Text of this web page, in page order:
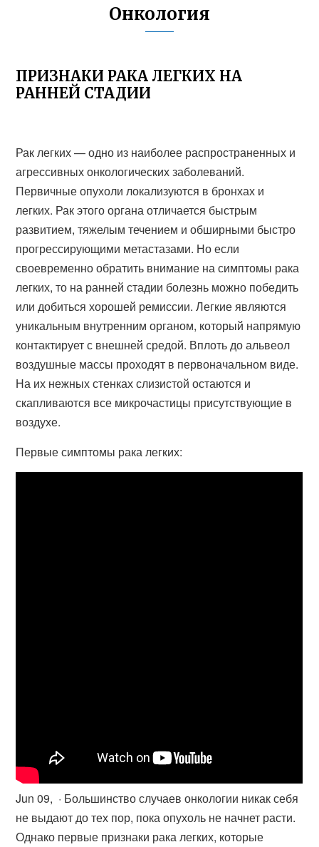
Онкология
ПРИЗНАКИ РАКА ЛЕГКИХ НА
РАННЕЙ СТАДИИ
Рак легких — одно из наиболее распространенных и
агрессивных онкологических заболеваний.
Первичные опухоли локализуются в бронхах и
легких. Рак этого органа отличается быстрым
развитием, тяжелым течением и обширными быстро
прогрессирующими метастазами. Но если
своевременно обратить внимание на симптомы рака
легких, то на ранней стадии болезнь можно победить
или добиться хорошей ремиссии. Легкие являются
уникальным внутренним органом, который напрямую
контактирует с внешней средой. Вплоть до альвеол
воздушные массы проходят в первоначальном виде.
На их нежных стенках слизистой остаются и
скапливаются все микрочастицы присутствующие в
воздухе.
Первые симптомы рака легких:
Jun 09, · Большинство случаев онкологии никак себя
не выдают до тех пор, пока опухоль не начнет расти.
Однако первые признаки рака легких, которые